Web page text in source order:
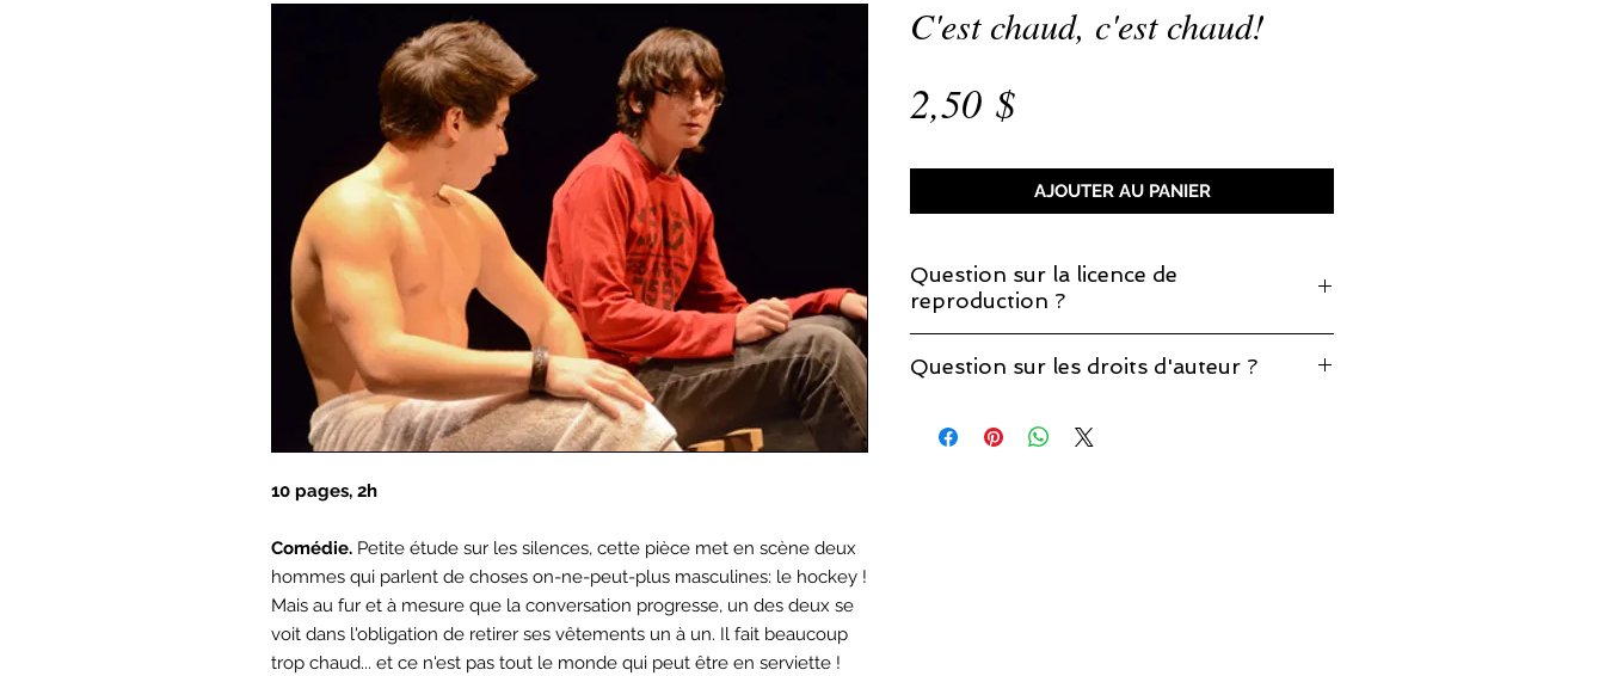
10 pages, 2h
Comédie. Petite étude sur les silences, cette pièce met en scène deux
hommes qui parlent de choses on-ne-peut-plus masculines: le hockey !
Mais au fur et à mesure que la conversation progresse, un des deux se
voit dans l'obligation de retirer ses vêtements un à un. Il fait beaucoup
trop chaud... et ce n'est pas tout le monde qui peut être en serviette !
C'est chaud, c'est chaud!
2,50 $Prix
AJOUTER AU PANIER
Question sur la licence de
reproduction ?
que la licence de reproduction est incluse.
Question sur les droits d'auteur ?
page sur les
droits d'auteur